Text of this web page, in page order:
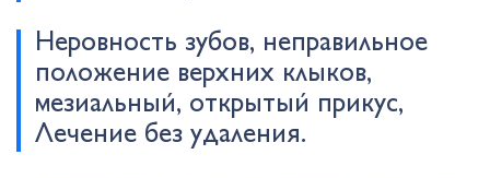
Неровность зубов, неправильное
положение верхних клыков,
мезиальный, открытый прикус,
Лечение без удаления.